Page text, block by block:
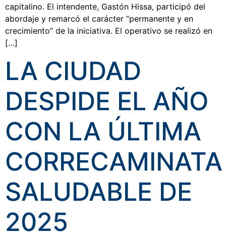
capitalino. El intendente, Gastón Hissa, participó del
abordaje y remarcó el carácter “permanente y en
crecimiento” de la iniciativa. El operativo se realizó en
[…]
LA CIUDAD
DESPIDE EL AÑO
CON LA ÚLTIMA
CORRECAMINATA
SALUDABLE DE
2025